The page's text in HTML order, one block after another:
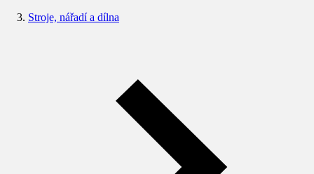
Stroje, nářadí a dílna